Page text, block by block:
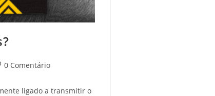
0 Comentário
ligado a transmitir o